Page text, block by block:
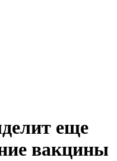
еще
вакцины